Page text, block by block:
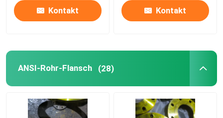
Stahlrohr-Flansch
GOST Standard-Flansche
Kontakt Kontakt
ANSI-Rohr-Flansch (28)